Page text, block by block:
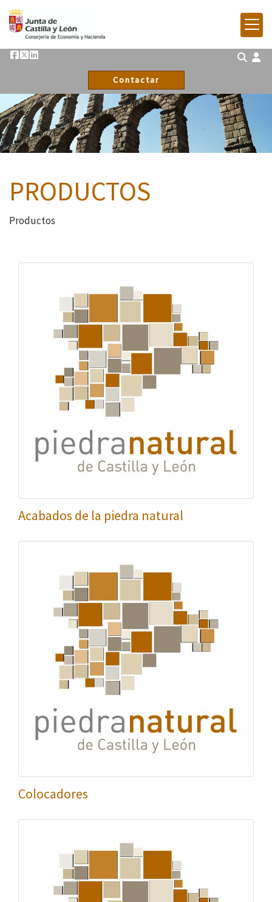
Contactar
PRODUCTOS
Productos
Acabados de la piedra natural
Colocadores